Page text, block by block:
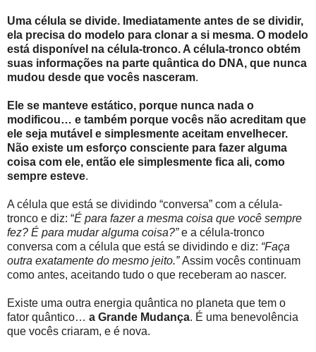
Uma célula se divide. Imediatamente antes de se dividir,
ela precisa do modelo para clonar a si mesma. O modelo
está disponível na célula-tronco. A célula-tronco obtém
suas informações na parte quântica do DNA, que nunca
mudou desde que vocês nasceram.
Ele se manteve estático, porque nunca nada o
modificou… e também porque vocês não acreditam que
ele seja mutável e simplesmente aceitam envelhecer.
Não existe um esforço consciente para fazer alguma
coisa com ele, então ele simplesmente fica ali, como
sempre esteve.
A célula que está se dividindo “conversa” com a célula-
tronco e diz: “É para fazer a mesma coisa que você sempre
fez? É para mudar alguma coisa?”e a célula-tronco
conversa com a célula que está se dividindo e diz: “Faça
outra exatamente do mesmo jeito.”Assim vocês continuam
como antes, aceitando tudo o que receberam ao nascer.
Existe uma outra energia quântica no planeta que tem o
fator quântico… a Grande Mudança. É uma benevolência
que vocês criaram, e é nova.